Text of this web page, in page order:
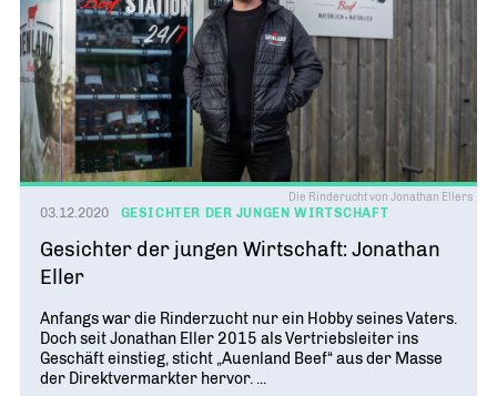
Die Rinderucht von Jonathan Ellers
03.12.2020 GESICHTER DER JUNGEN WIRTSCHAFT
Gesichter der jungen Wirtschaft: Jonathan
Eller
Anfangs war die Rinderzucht nur ein Hobby seines Vaters.
Doch seit Jonathan Eller 2015 als Vertriebsleiter ins
Geschäft einstieg, sticht „Auenland Beef“ aus der Masse
der Direktvermarkter hervor. ...